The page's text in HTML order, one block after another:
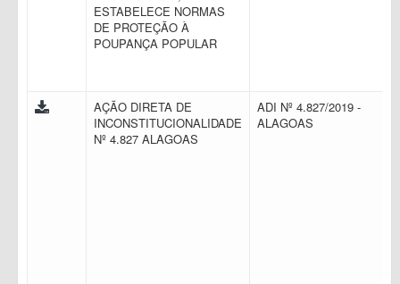
ESTABELECE NORMAS
DE PROTEÇÃO À
POUPANÇA POPULAR
AÇÃO DIRETA DE
INCONSTITUCIONALIDADE
Nº 4.827 ALAGOAS
ADI Nº 4.827/2019 -
ALAGOAS